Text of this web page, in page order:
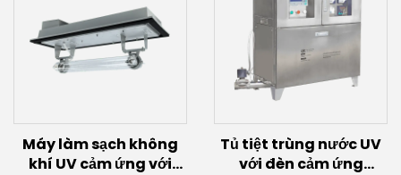
Máy làm sạch không
khí UV cảm ứng với
Tủ tiệt trùng nước UV
với đèn cảm ứng